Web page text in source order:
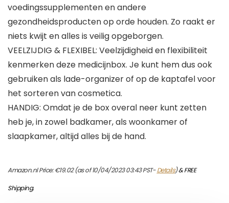
voedingssupplementen en andere
gezondheidsproducten op orde houden. Zo raakt er
niets kwijt en alles is veilig opgeborgen.
VEELZIJDIG & FLEXIBEL: Veelzijdigheid en flexibiliteit
kenmerken deze medicijnbox. Je kunt hem dus ook
gebruiken als lade-organizer of op de kaptafel voor
het sorteren van cosmetica.
HANDIG: Omdat je de box overal neer kunt zetten
heb je, in zowel badkamer, als woonkamer of
slaapkamer, altijd alles bij de hand.
Amazon.nl Price:€19.02(as of 10/04/2023 03:43 PST-Details)&FREE
Shipping.